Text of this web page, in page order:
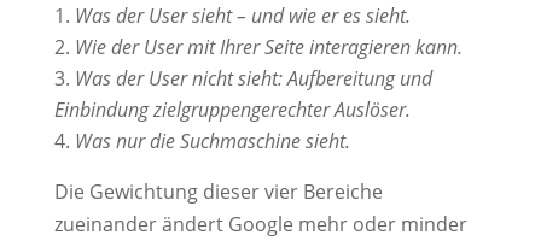
Was der User sieht – und wie er es sieht.
Wie der User mit Ihrer Seite interagieren kann.
Was der User nicht sieht: Aufbereitung und
Einbindung zielgruppengerechter Auslöser.
Was nur die Suchmaschine sieht.
Die Gewichtung dieser vier Bereiche
zueinander ändert Google mehr oder minder